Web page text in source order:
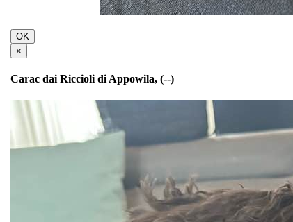
OK
×
Carac dai Riccioli di Appowila, (--)